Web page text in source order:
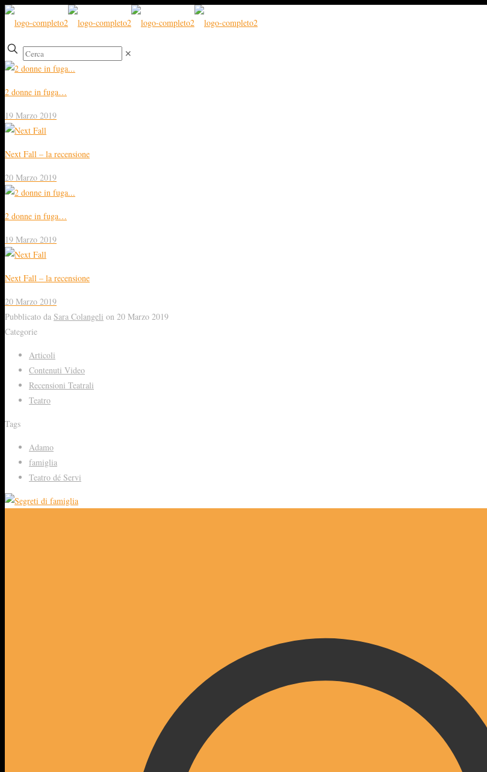
✕
2 donne in fuga…
19 Marzo 2019
Next Fall – la recensione
20 Marzo 2019
2 donne in fuga…
19 Marzo 2019
Next Fall – la recensione
20 Marzo 2019
Pubblicato da Sara Colangeli on 20 Marzo 2019
Categorie
Articoli
Contenuti Video
Recensioni Teatrali
Teatro
Tags
Adamo
famiglia
Teatro dé Servi